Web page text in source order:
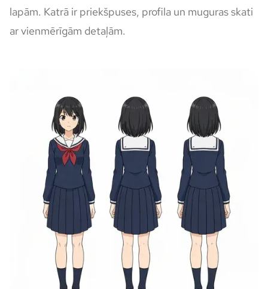
lapām. Katrā ir priekšpuses, profila un muguras skati
ar vienmērīgām detaļām.